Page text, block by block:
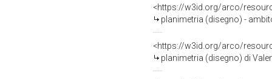
<https://w3id.org/arco/
planimetria (disegno) -
<https://w3id.org/arco/
planimetria (disegno) di